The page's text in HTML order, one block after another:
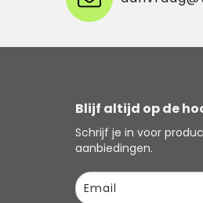
Blijf altijd op de
Schrijf je in voor
aanbiedingen.